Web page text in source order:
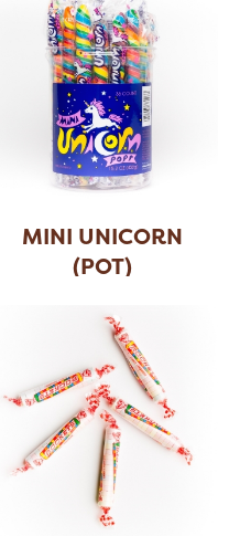
MINI UNICORN
(POT)